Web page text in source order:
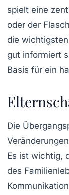
spielt eine
oder der
die
gut informiert
Basis für ein
Die
Es ist wichtig,
des